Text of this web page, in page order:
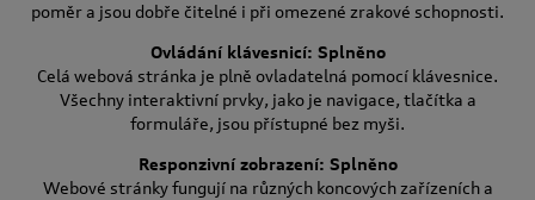
poměr a jsou dobře čitelné i při omezené zrakové schopnosti.
Ovládání klávesnicí: Splněno
Celá webová stránka je plně ovladatelná pomocí klávesnice.
Všechny interaktivní prvky, jako je navigace, tlačítka a
formuláře, jsou přístupné bez myši.
Responzivní zobrazení: Splněno
Webové stránky fungují na různých koncových zařízeních a